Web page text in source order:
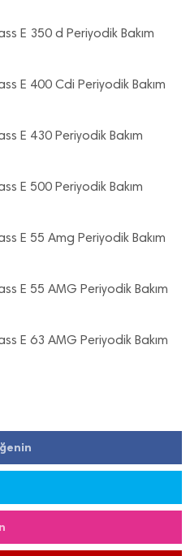
E 350 d Periyodik Bakım
E 400 Cdi Periyodik Bakım
E 430 Periyodik Bakım
E 500 Periyodik Bakım
E 55 Amg Periyodik Bakım
E 55 AMG Periyodik Bakım
E 63 AMG Periyodik Bakım